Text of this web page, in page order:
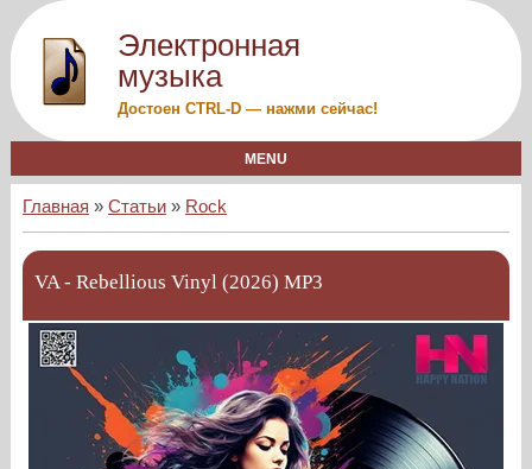
Электронная
музыка
Достоен CTRL-D — нажми сейчас!
MENU
Главная » Статьи » Rock
VA - Rebellious Vinyl (2026) MP3